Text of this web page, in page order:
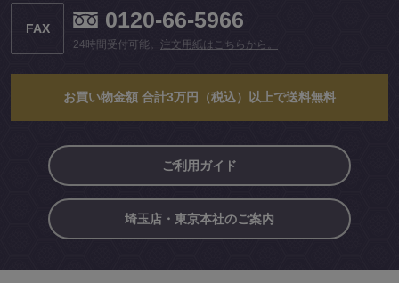
FAX 0120-66-5966
24時間受付可能。 注文用紙はこちらから。
お買い物金額 合計3万円（税込）以上で送料無料
ご利用ガイド
埼玉店・東京本社のご案内